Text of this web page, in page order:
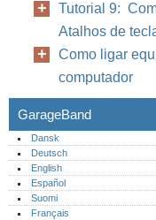
Tutorial 9:
Atalhos de
Como ligar
computador
GarageBand
Dansk
Deutsch
English
Español
Suomi
Français